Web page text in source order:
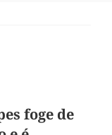
foge de